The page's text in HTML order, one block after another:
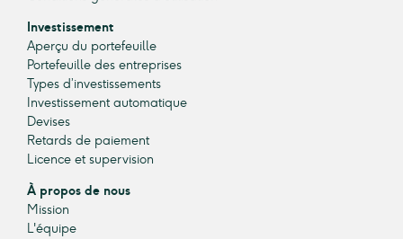
Investissement
Aperçu du portefeuille
Portefeuille des entreprises
Types d’investissements
Investissement automatique
Devises
Retards de paiement
Licence et supervision
À propos de nous
Mission
L'équipe